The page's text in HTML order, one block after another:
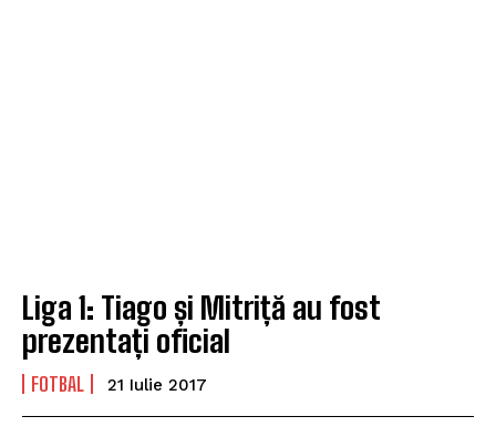
Liga 1: Tiago și Mitriță au fost
prezentați oficial
FOTBAL 21 Iulie 2017